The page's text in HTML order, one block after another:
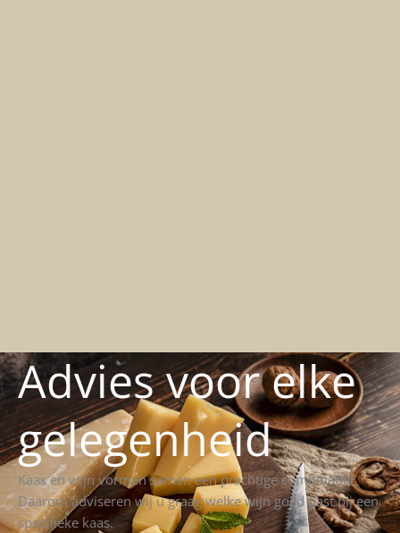
Advies voor elke
gelegenheid
Kaas en wijn vormen samen een prachtige combinatie.
Daarom adviseren wij u graag welke wijn goed past bij een
specifieke kaas.